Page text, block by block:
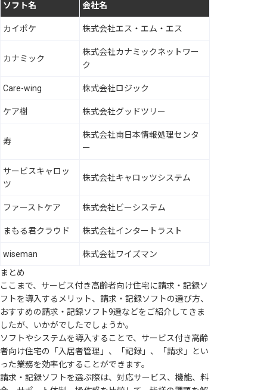
ソフト名
会社名
カイポケ 株式会社エス・エム・エス
カナミック
株式会社カナミックネットワー
ク
Care-wing 株式会社ロジック
ケア樹 株式会社グッドツリー
寿
株式会社南日本情報処理センタ
ー
サービスキャロッ
ツ
株式会社キャロッツシステム
ファーストケア 株式会社ビーシステム
まもる君クラウド 株式会社インタートラスト
wiseman
株式会社ワイズマン
まとめ
ここまで、サービス付き高齢者向け住宅に請求・記録ソ
フトを導入するメリット、請求・記録ソフトの選び方、
おすすめの請求・記録ソフト9選などをご紹介してきま
したが、いかがでしたでしょうか。
ソフトやシステムを導入することで、サービス付き高齢
者向け住宅の「入居者管理」、「記録」、「請求」とい
った業務を効率化することができます。
請求・記録ソフトを選ぶ際は、対応サービス、機能、料